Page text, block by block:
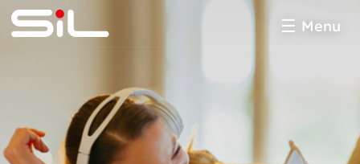
multimédia
Menu